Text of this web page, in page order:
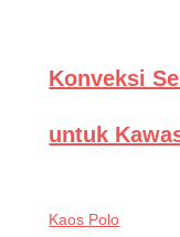
Konveksi
untuk
Kaos Polo